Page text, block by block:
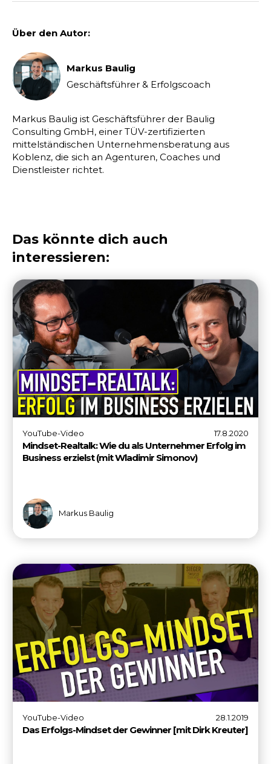
Über den Autor:
Markus Baulig
Geschäftsführer & Erfolgscoach
Markus Baulig ist Geschäftsführer der Baulig
Consulting GmbH, einer TÜV-zertifizierten
mittelständischen Unternehmensberatung aus
Koblenz, die sich an Agenturen, Coaches und
Dienstleister richtet.
Das könnte dich auch
interessieren:
YouTube-Video 17.8.2020
Mindset-Realtalk: Wie du als Unternehmer Erfolg im
Business erzielst (mit Wladimir Simonov)
Markus Baulig
YouTube-Video 28.1.2019
Das Erfolgs-Mindset der Gewinner [mit Dirk Kreuter]